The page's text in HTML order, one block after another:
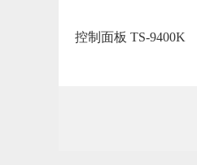
控制面板 TS-9400K